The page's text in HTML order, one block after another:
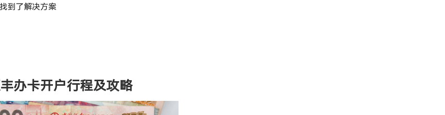
到了解决方案
办卡开户行程及攻略